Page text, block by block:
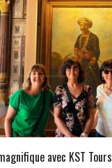
avec KST Tours